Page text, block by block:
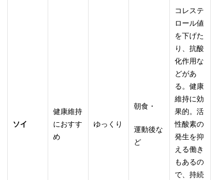
ソイ
健康維持
におすす
め
ゆっくり
朝食・
運動後な
ど
コレステ
ロール値
を下げた
り、抗酸
化作用な
どがあ
る。健康
維持に効
果的。活
性酸素の
発生を抑
える働き
もあるの
で、持続